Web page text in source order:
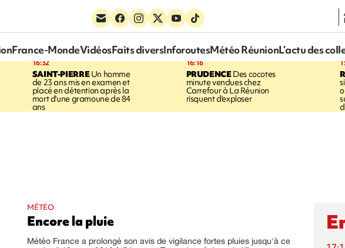
France-MondeVidéosFaits diversInforoutesMétéo RéunionL’actu des
16:32
SAINT-PIERREUn homme
de 23 ans mis en examen et
placé en détention après la
mort d'une gramoune de 84
ans
16:16
PRUDENCEDes cocotes
minute vendues chez
Carrefour à La Réunion
risquent d'exploser
MÉTÉO
Encore la pluie
Météo France a prolongé son avis de vigilance fortes pluies jusqu'à ce